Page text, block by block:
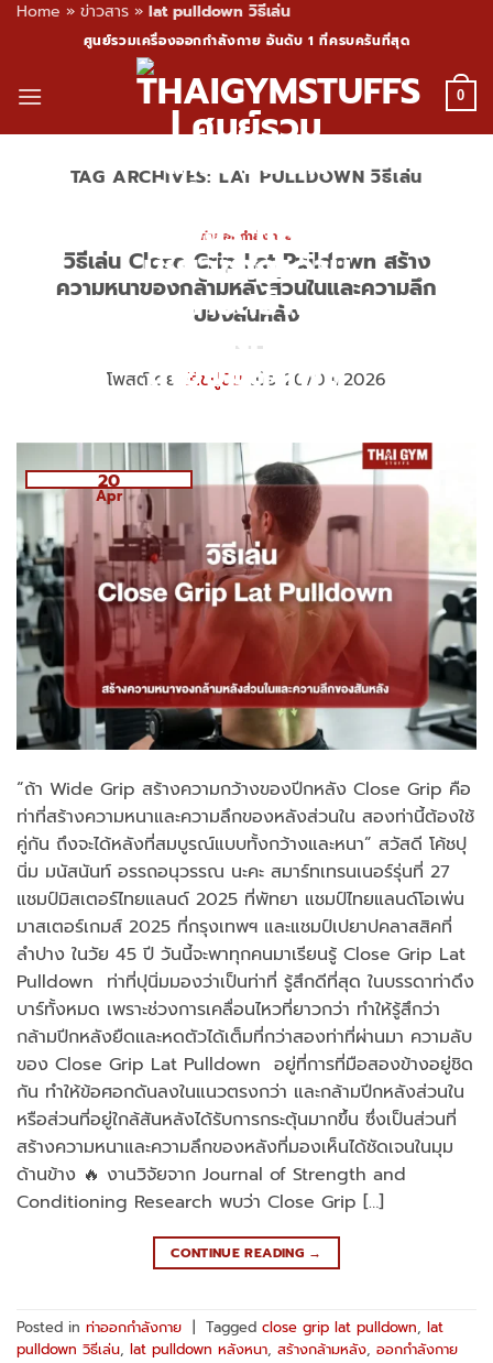
Home » ข่าวสาร » lat pulldown วิธีเล่น
content
ศูนย์รวมเครื่องออกกำลังกาย อันดับ 1 ที่ครบครันที่สุด
0
TAG ARCHIVES: LAT PULLDOWN วิธีเล่น
ท่าออกกำลังกาย
วิธีเล่น Close Grip Lat Pulldown สร้าง
ความหนาของกล้ามหลังส่วนในและความลึก
ของสันหลัง
โพสต์โดย โค้ชปูนิ่ม เมื่อ 20/04/2026
20
Apr
“ถ้า Wide Grip สร้างความกว้างของปีกหลัง Close Grip คือ
ท่าที่สร้างความหนาและความลึกของหลังส่วนใน สองท่านี้ต้องใช้
คู่กัน ถึงจะได้หลังที่สมบูรณ์แบบทั้งกว้างและหนา” สวัสดี โค้ชปุ
นิ่ม มนัสนันท์ อรรถอนุวรรณ นะคะ สมาร์ทเทรนเนอร์รุ่นที่ 27
แชมป์มิสเตอร์ไทยแลนด์ 2025 ที่พัทยา แชมป์ไทยแลนด์โอเพ่น
มาสเตอร์เกมส์ 2025 ที่กรุงเทพฯ และแชมป์เปยาปคลาสสิคที่
ลำปาง ในวัย 45 ปี วันนี้จะพาทุกคนมาเรียนรู้ Close Grip Lat
Pulldown ท่าที่ปุนิ่มมองว่าเป็นท่าที่ รู้สึกดีที่สุด ในบรรดาท่าดึง
บาร์ทั้งหมด เพราะช่วงการเคลื่อนไหวที่ยาวกว่า ทำให้รู้สึกว่า
กล้ามปีกหลังยืดและหดตัวได้เต็มที่กว่าสองท่าที่ผ่านมา ความลับ
ของ Close Grip Lat Pulldown อยู่ที่การที่มือสองข้างอยู่ชิด
กัน ทำให้ข้อศอกดันลงในแนวตรงกว่า และกล้ามปีกหลังส่วนใน
หรือส่วนที่อยู่ใกล้สันหลังได้รับการกระตุ้นมากขึ้น ซึ่งเป็นส่วนที่
สร้างความหนาและความลึกของหลังที่มองเห็นได้ชัดเจนในมุม
ด้านข้าง 🔥 งานวิจัยจาก Journal of Strength and
Conditioning Research พบว่า Close Grip […]
CONTINUE READING →
Posted in ท่าออกกำลังกาย | Tagged close grip lat pulldown, lat
pulldown วิธีเล่น, lat pulldown หลังหนา, สร้างกล้ามหลัง, ออกกำลังกาย